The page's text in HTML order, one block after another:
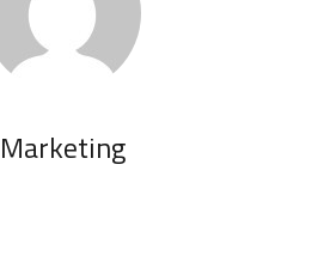
Marketing